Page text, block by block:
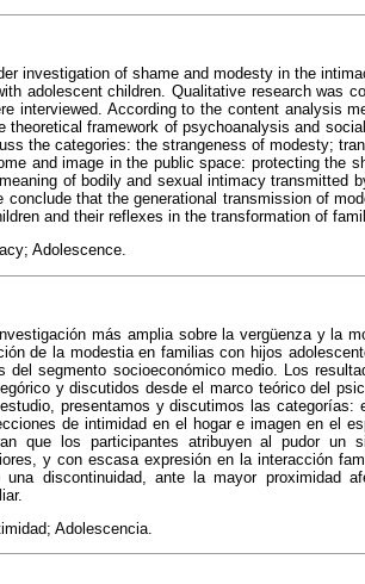
investigation of shame and modesty in the
adolescent children. Qualitative research was
interviewed. According to the content analysis
theoretical framework of psychoanalysis and
the categories: the strangeness of modesty;
and image in the public space: protecting the
of bodily and sexual intimacy transmitted
that the generational transmission of
and their reflexes in the transformation of
Adolescence.
más amplia sobre la vergüenza y la
de la modestia en familias con hijos
segmento socioeconómico medio. Los
y discutidos desde el marco teórico del
presentamos y discutimos las categorías:
de intimidad en el hogar e imagen en el
que los participantes atribuyen al pudor un
y con escasa expresión en la interacción
una discontinuidad, ante la mayor
Adolescencia.